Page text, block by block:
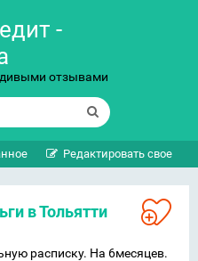
-
отзывами
Редактировать свое
в Тольятти
расписку. На 6месяцев.